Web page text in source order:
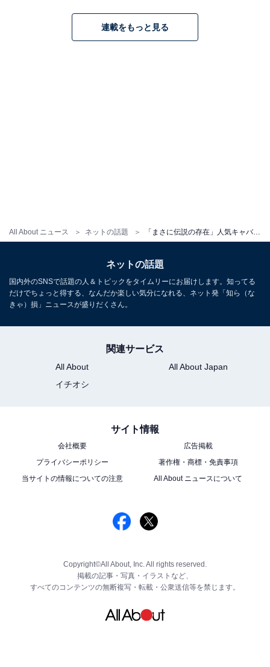
All About ニュース ネットの話題 「まさに伝説の存在」人気キャバ嬢・一条響が9月末で現役引退を宣言。「結婚かな」の声も
連載をもっと見る
ネットの話題
国内外のSNSで話題の人＆トピックをタイムリーにお届けします。知ってる
だけでちょっと得する、なんだか楽しい気分になれる、ネット発「知ら（な
きゃ）損」ニュースが盛りだくさん。
関連サービス
All About
All About Japan
イチオシ
サイト情報
会社概要
広告掲載
プライバシーポリシー
著作権・商標・免責事項
当サイトの情報についての注意
All About ニュースについて
Copyright©All About, Inc. All rights reserved.
掲載の記事・写真・イラストなど、
すべてのコンテンツの無断複写・転載・公衆送信等を禁じます。